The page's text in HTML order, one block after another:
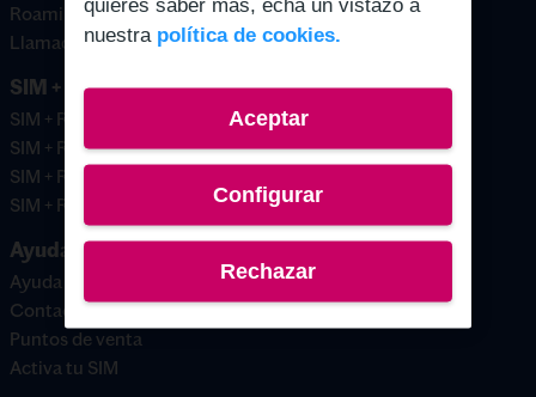
Roaming
Llamadas internacionales
SIM + Saldo
SIM + Recarga 10€
SIM + Recarga 15€
SIM + Recarga 20€
SIM + Recarga 30€
Ayuda y contacto
Ayuda
Contacto
Puntos de venta
Activa tu SIM
quieres saber más, echa un vistazo a
nuestra política de cookies.
Rechazar
Aceptar
Configurar